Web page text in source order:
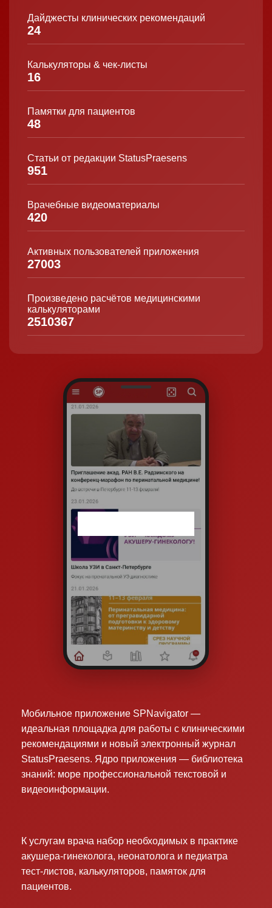
Дайджесты клинических рекомендаций
24
Калькуляторы & чек-листы
16
Памятки для пациентов
48
Статьи от редакции StatusPraesens
951
Врачебные видеоматериалы
420
Активных пользователей приложения
27003
Произведено расчётов медицинскими
калькуляторами
2510367
Мобильное приложение SPNavigator —
идеальная площадка для работы с клиническими
рекомендациями и новый электронный журнал
StatusPraesens. Ядро приложения — библиотека
знаний: море профессиональной текстовой и
видеоинформации.
К услугам врача набор необходимых в практике
акушера-гинеколога, неонатолога и педиатра
тест-листов, калькуляторов, памяток для
пациентов.